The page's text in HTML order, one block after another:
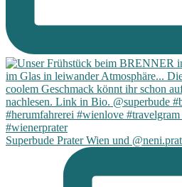
Superbude Prater Wien und